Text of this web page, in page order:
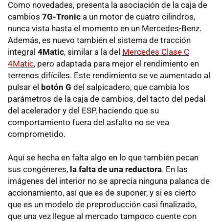
Como novedades, presenta la asociación de la caja de
cambios 7G-Tronic a un motor de cuatro cilindros,
nunca vista hasta el momento en un Mercedes-Benz.
Además, es nuevo también el sistema de tracción
integral 4Matic, similar a la del Mercedes Clase C
4Matic, pero adaptada para mejor el rendimiento en
terrenos difíciles. Este rendimiento se ve aumentado al
pulsar el botón G del salpicadero, que cambia los
parámetros de la caja de cambios, del tacto del pedal
del acelerador y del ESP, haciendo que su
comportamiento fuera del asfalto no se vea
comprometido.
Aquí se hecha en falta algo en lo que también pecan
sus congéneres, la falta de una reductora. En las
imágenes del interior no se aprecia ninguna palanca de
accionamiento, así que es de suponer, y si es cierto
que es un modelo de preproducción casi finalizado,
que una vez llegue al mercado tampoco cuente con